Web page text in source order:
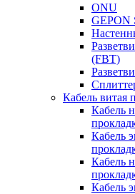
ONU
GEPON
(FBT)
Кабель витая
Кабель
Кабель
Кабель
Кабель